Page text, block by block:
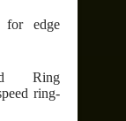
for edge
Ring
ring-